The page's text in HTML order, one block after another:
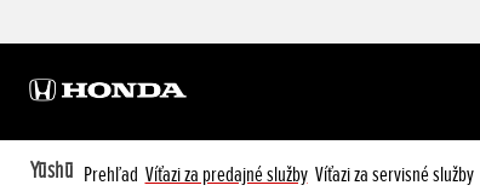
Yūshū Prehľad Víťazi za predajné služby Víťazi za servisné služby